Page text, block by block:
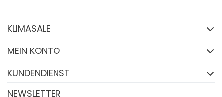
KLIMASALE
MEIN KONTO
KUNDENDIENST
NEWSLETTER